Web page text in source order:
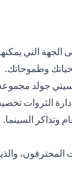
الجهة التي
وطموحاتك.
سيتي جولد
الثروات
وتذاكر السينما.
المحترفون،